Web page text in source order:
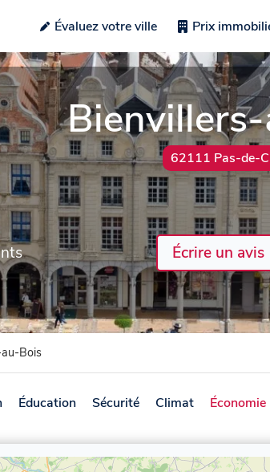
Évaluez votre ville Prix
62111 Pas-de-
Écrire un avis
Bois
Éducation Sécurité Climat Économie